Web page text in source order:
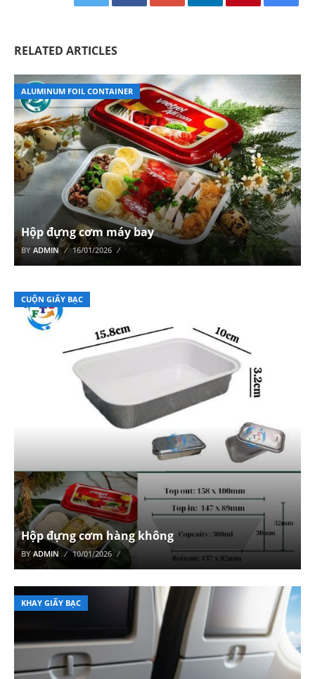
RELATED ARTICLES
ALUMINUM FOIL CONTAINER
Hộp đựng cơm máy bay
BY ADMIN 16/01/2026
CUỘN GIẤY BẠC
Hộp đựng cơm hàng không
BYADMIN 10/01/2026
KHAY GIẤY BẠC